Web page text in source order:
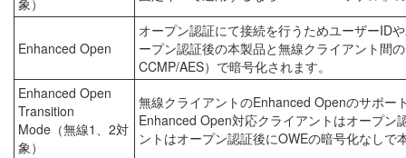
象）
Enhanced Open
オープン認証にて接続を行うためユーザーID
ープン認証後の本製品と無線クライアント間
CCMP/AES）で暗号化されます。
Enhanced Open
Transition
Mode（無線1、2対
象）
無線クライアントのEnhanced Openのサポー
Enhanced Open対応クライアントはオープ
ントはオープン認証後にOWEの暗号化なしで